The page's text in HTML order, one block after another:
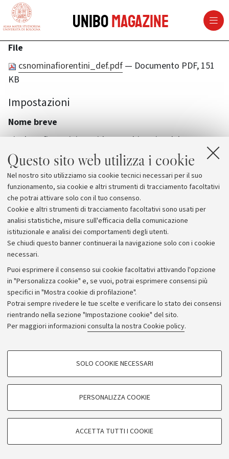
Questo sito web utilizza i cookie
Nel nostro sito utilizziamo sia cookie tecnici necessari per il suo
funzionamento, sia cookie e altri strumenti di tracciamento facoltativi
che potrai attivare solo con il tuo consenso.
Cookie e altri strumenti di tracciamento facoltativi sono usati per
analisi statistiche, misure sull'efficacia della comunicazione
istituzionale e analisi dei comportamenti degli utenti.
Se chiudi questo banner continuerai la navigazione solo con i cookie
necessari.
Puoi esprimere il consenso sui cookie facoltativi attivando l'opzione
in "Personalizza cookie" e, se vuoi, potrai esprimere consensi più
specifici in "Mostra cookie di profilazione".
Potrai sempre rivedere le tue scelte e verificare lo stato dei consensi
rientrando nella sezione "Impostazione cookie" del sito.
Per maggiori informazioni consulta la nostra Cookie policy.
COOKIE DI PROFILAZIONE - FACOLTATIVI
COOKIE TECNICI - NECESSARI
Si tratta di cookie tecnici utilizzati, a titolo esemplificativo, per il corretto
SOLO COOKIE NECESSARI
PERSONALIZZA COOKIE
ACCETTA TUTTI I COOKIE
vai al contenuto della pagina
UniboMagazine
File
csnominafiorentini_def.pdf — Documento PDF, 151
KB
Impostazioni
Nome breve
gianluca-fiorentini-presidente-ad-interim-del
Archivio
Comunicati stampa
Redazione
Rassegna stampa
© Copyright 2026 - ALMA MATER STUDIORUM - Università di
Bologna - Via Zamboni, 33 - 40126 Bologna - PI: 01131710376 -
CF: 80007010376
Privacy
Note legali Impostazioni Cookie